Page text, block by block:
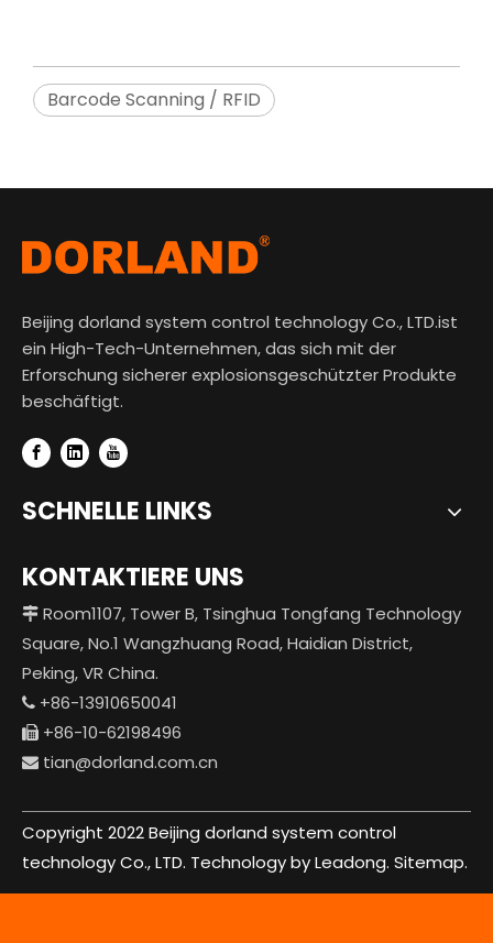
Barcode Scanning / RFID
Beijing dorland system control technology Co., LTD.ist
ein High-Tech-Unternehmen, das sich mit der
Erforschung sicherer explosionsgeschützter Produkte
beschäftigt.
SCHNELLE LINKS
KONTAKTIERE UNS
 Room1107, Tower B, Tsinghua Tongfang Technology
Square, No.1 Wangzhuang Road, Haidian District,
Peking, VR China.
 +86-13910650041
 +86-10-62198496
 tian@dorland.com.cn
Copyright 2022 Beijing dorland system control
technology Co., LTD. Technology by Leadong. Sitemap.